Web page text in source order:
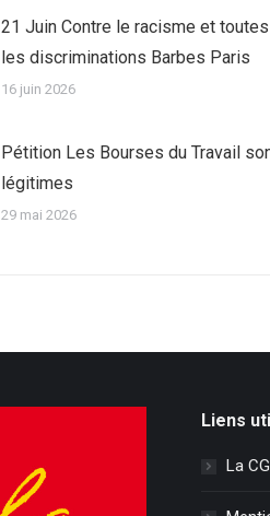
21 Juin Contre le racisme et toutes
les discriminations Barbes Paris
16 juin 2026
Pétition Les Bourses du Travail
légitimes
29 mai 2026
Liens
La